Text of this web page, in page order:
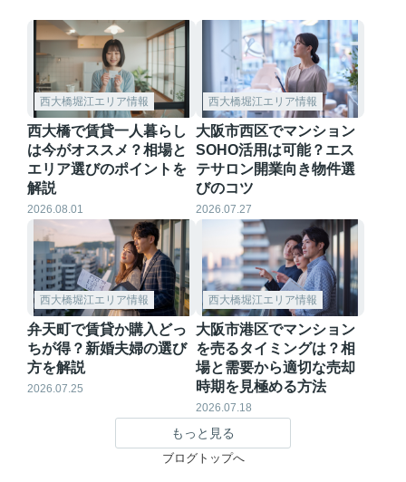
西大橋堀江エリア情報
西大橋で賃貸一人暮らし
は今がオススメ？相場と
エリア選びのポイントを
解説
2026.08.01
西大橋堀江エリア情報
大阪市西区でマンション
SOHO活用は可能？エス
テサロン開業向き物件選
びのコツ
2026.07.27
西大橋堀江エリア情報
弁天町で賃貸か購入どっ
ちが得？新婚夫婦の選び
方を解説
2026.07.25
西大橋堀江エリア情報
大阪市港区でマンション
を売るタイミングは？相
場と需要から適切な売却
時期を見極める方法
2026.07.18
もっと見る
ブログトップへ